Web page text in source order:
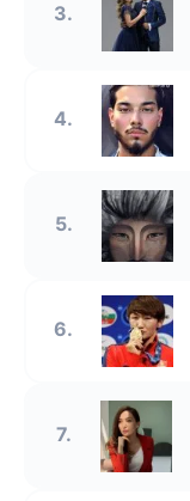
3.
4.
5.
6.
7.